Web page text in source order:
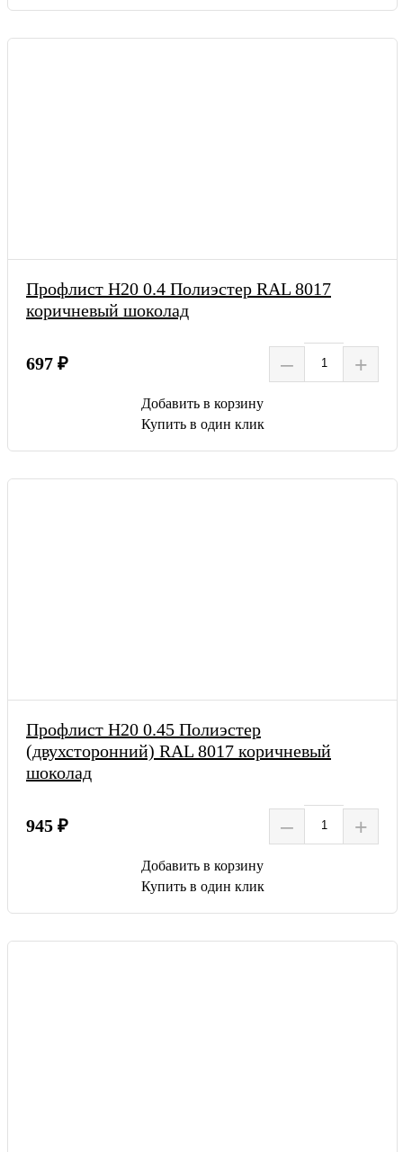
Профлист Н20 0.4 Полиэстер RAL 8017
коричневый шоколад
697 ₽ – +
Добавить в корзину
Купить в один клик
Профлист Н20 0.45 Полиэстер
(двухсторонний) RAL 8017 коричневый
шоколад
945 ₽ – +
Добавить в корзину
Купить в один клик